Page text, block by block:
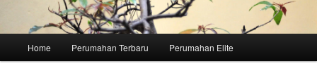
Home Perumahan Terbaru Perumahan Elite